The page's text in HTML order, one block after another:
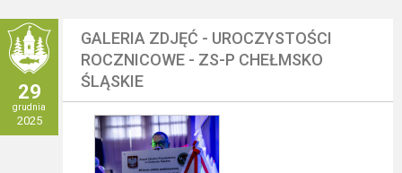
29
grudnia
2025
GALERIA ZDJĘĆ - UROCZYSTOŚCI
ROCZNICOWE - ZS-P CHEŁMSKO
ŚLĄSKIE